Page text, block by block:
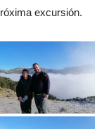
excursión.